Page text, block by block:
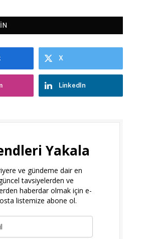
X
LinkedIn
Yakala
ve gündeme dair en
tavsiyelerden ve
haberdar olmak için e-
listemize abone ol.